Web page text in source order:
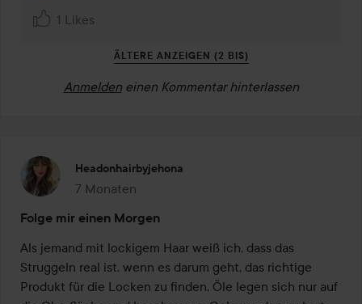
1 Likes
ÄLTERE ANZEIGEN (2 BIS)
Anmelden einen Kommentar hinterlassen
Headonhairbyjehona
7 Monaten
Der Beitrag wurde 7 Monaten erstellt
Folge mir einen Morgen
Als jemand mit lockigem Haar weiß ich, dass das
Struggeln real ist, wenn es darum geht, das richtige
Produkt für die Locken zu finden. Öle legen sich nur auf